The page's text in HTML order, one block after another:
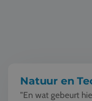
Natuur en
"En wat gebeurt